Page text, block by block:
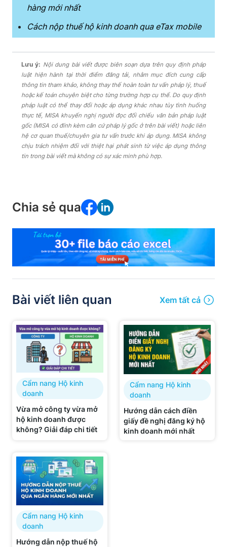
hàng mới nhất
Cách nộp thuế hộ kinh doanh qua eTax mobile
Lưu ý: Nội dung bài viết được biên soạn dựa trên quy định pháp
luật hiện hành tại thời điểm đăng tải, nhằm mục đích cung cấp
thông tin tham khảo, không thay thế hoàn toàn tư vấn pháp lý, thuế
hoặc kế toán chuyên biệt cho từng trường hợp cụ thể. Do quy định
pháp luật có thể thay đổi hoặc áp dụng khác nhau tùy tình huống
thực tế, MISA khuyến nghị người đọc đối chiếu văn bản pháp luật
gốc (MISA có đính kèm căn cứ pháp lý gốc ở trên bài viết) hoặc liên
hệ cơ quan thuế/chuyên gia tư vấn trước khi áp dụng. MISA không
chịu trách nhiệm đối với thiệt hại phát sinh từ việc áp dụng thông
tin trong bài viết mà không có sự xác minh phù hợp.
Chia sẻ qua
Bài viết liên quan Xem tất cả
Cẩm nang Hộ kinh
doanh
Vừa mở công ty vừa mở
hộ kinh doanh được
không? Giải đáp chi tiết
Cẩm nang Hộ kinh
doanh
Hướng dẫn cách điền
giấy đề nghị đăng ký hộ
kinh doanh mới nhất
Cẩm nang Hộ kinh
doanh
Hướng dẫn nộp thuế hộ